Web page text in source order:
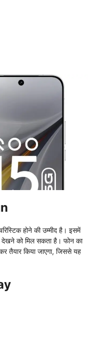
होने की उम्मीद है। इसमें
को मिल सकता है। फोन का
तैयार किया जाएगा, जिससे यह